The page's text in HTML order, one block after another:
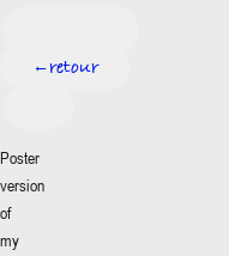
←retour
Poster
version
of
my